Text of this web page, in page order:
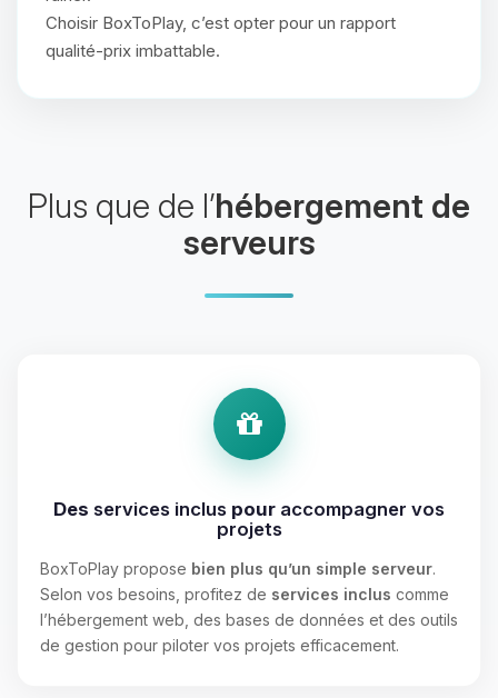
Choisir BoxToPlay, c’est opter pour un rapport
qualité-prix imbattable.
Plus que de l’hébergement de
serveurs
Des services inclus pour accompagner vos
projets
BoxToPlay propose bien plus qu’un simple serveur.
Selon vos besoins, profitez de services inclus comme
l’hébergement web, des bases de données et des outils
de gestion pour piloter vos projets efficacement.